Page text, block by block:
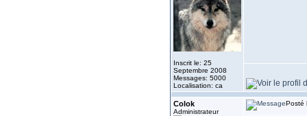
Inscrit le: 25
Septembre 2008
Messages: 5000
Localisation: ca
Colok
Administrateur
Posté